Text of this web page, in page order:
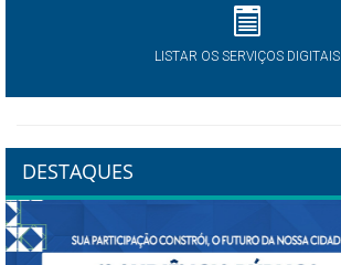
LISTAR OS SERVIÇOS DIGITAIS
DESTAQUES